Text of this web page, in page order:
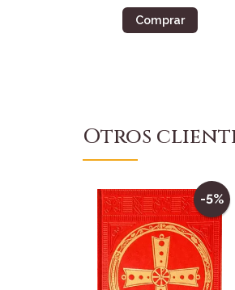
Comprar
Otros
-5%